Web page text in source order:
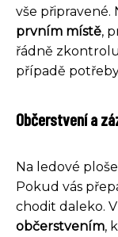
vše připravené.
prvním místě,
řádně
případě
Občerstvení a
Na ledové
Pokud vás
chodit daleko.
občerstvením,